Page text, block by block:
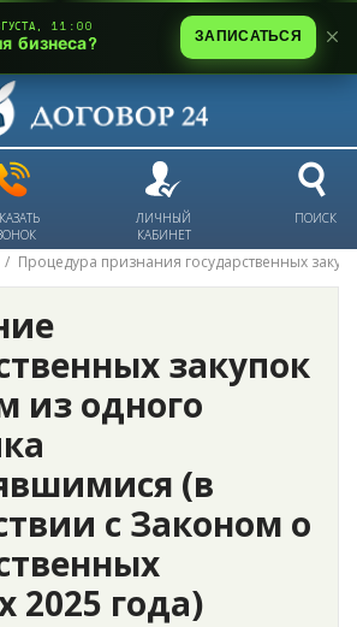
ЛИЧНЫЙ
КАБИНЕТ
ПОИСК
Процедура признания государственных
закупок
из одного
(в
с Законом о
2025 года)
11:00
бизнеса? ЗАПИСАТЬСЯ